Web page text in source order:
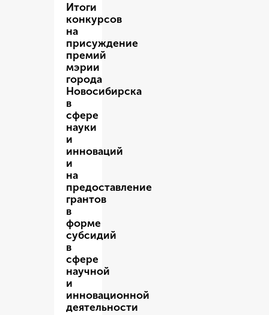
Итоги
конкурсов
на
присуждение
премий
мэрии
города
Новосибирска
в
сфере
науки
и
инноваций
и
на
предоставление
грантов
в
форме
субсидий
в
сфере
научной
и
инновационной
деятельности